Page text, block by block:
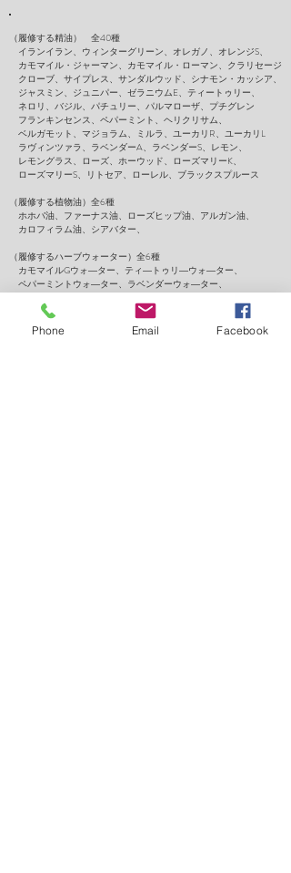
（履修する精油） 全40種
イランイラン、ウィンターグリーン、オレガノ、オレンジS、
カモマイル・ジャーマン、カモマイル・ローマン、クラリセージ
クローブ、サイプレス、サンダルウッド、シナモン・カッシア、
ジャスミン、ジュニパー、ゼラニウムE、ティートゥリー、
ネロリ、バジル、パチュリー、パルマローザ、プチグレン
フランキンセンス、ペパーミント、ヘリクリサム、
ベルガモット、マジョラム、ミルラ、ユーカリR、ユーカリL
ラヴィンツァラ、ラベンダーA、ラベンダーS、レモン、
レモングラス、ローズ、ホーウッド、ローズマリーK、
ローズマリーS、リトセア、ローレル、ブラックスプルース
（履修する植物油）全6種
ホホバ油、ファーナス油、ローズヒップ油、アルガン油、
カロフィラム油、シアバター、
（履修するハーブウォーター）全6種
カモマイルGウォ―ター、ティ―トゥリ―ウォ―ター、
ペパーミントウォ―ター、ラベンダーウォ―ター、
Phone Email Facebook